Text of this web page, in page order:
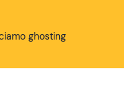
ghosting